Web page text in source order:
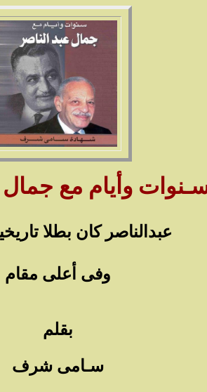
وأيام مع جمال
عبدالناصر كان بطلا
وفى أعلى مقام
بقلم
سـامى شرف